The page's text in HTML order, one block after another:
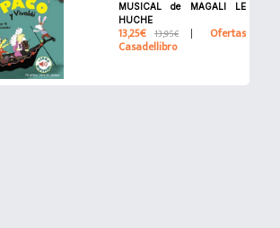
MUSICAL de MAGALI LE
HUCHE
13,25€ 13,95€ Ofertas
Casadellibro